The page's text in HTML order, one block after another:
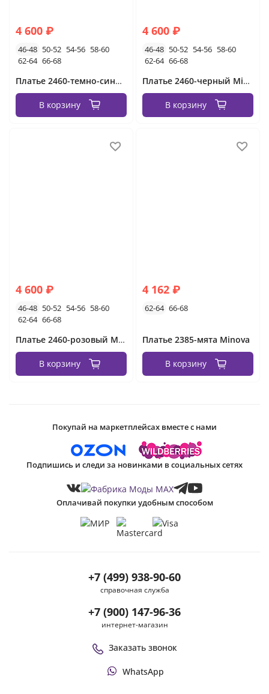
4 600 ₽
46-48 50-52 54-56 58-60
62-64 66-68
Платье 2460-темно-синий Minova
В корзину
4 600 ₽
46-48 50-52 54-56 58-60
62-64 66-68
Платье 2460-черный Minova
В корзину
4 600 ₽
46-48 50-52 54-56 58-60
62-64 66-68
Платье 2460-розовый Minova
В корзину
4 162 ₽
62-64 66-68
Платье 2385-мята Minova
В корзину
+7 (499) 938-90-60
справочная служба
+7 (900) 147-96-36
интернет-магазин
Заказать звонок
WhatsApp
Покупай на маркетплейсах вместе с нами
Подпишись и следи за новинками в социальных сетях
Оплачивай покупки удобным способом